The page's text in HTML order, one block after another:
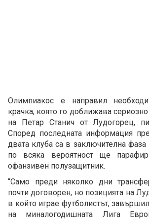
Олимпиакос е направил
крачка, която го доближава
на Петар Станич от Лудогорец,
Според последната информация
двата клуба са в заключителна фаза
по всяка вероятност ще
офанзивен полузащитник.
“Само преди няколко дни
почти договорен, но позицията на
в който играе футболистът,
на миналогодишната Лига